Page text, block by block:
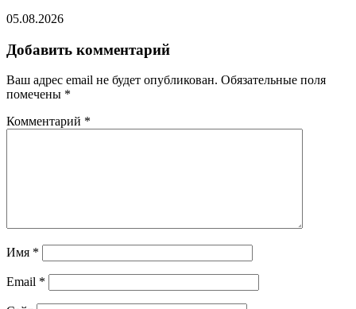
05.08.2026
Добавить комментарий
Ваш адрес email не будет опубликован. Обязательные поля
помечены *
Комментарий *
Имя *
Email *